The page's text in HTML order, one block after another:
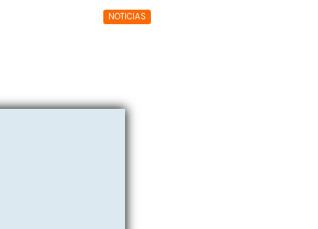
NOTICIAS